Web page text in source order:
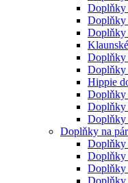
Doplňky
Doplňky
Doplňky
Doplňky
Doplňky
Hippie
Doplňky
Doplňky
Doplňky
Doplňky na
Doplňky
Doplňky
Doplňky
Doplňky